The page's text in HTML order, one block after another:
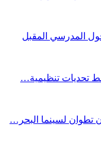
المدرسي المقبل
تحديات تنظيمية…